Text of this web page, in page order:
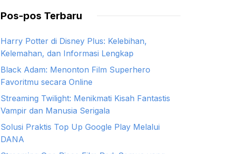
Pos-pos Terbaru
Harry Potter di Disney Plus: Kelebihan,
Kelemahan, dan Informasi Lengkap
Black Adam: Menonton Film Superhero
Favoritmu secara Online
Streaming Twilight: Menikmati Kisah Fantastis
Vampir dan Manusia Serigala
Solusi Praktis Top Up Google Play Melalui
DANA